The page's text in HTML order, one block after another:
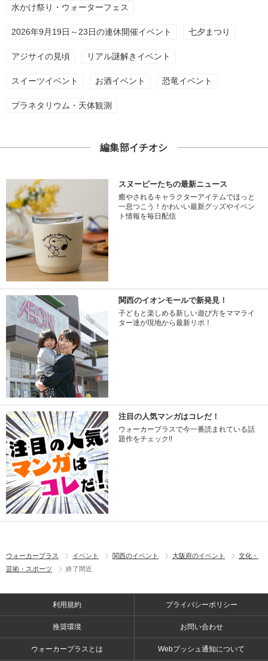
水かけ祭り・ウォーターフェス
2026年9月19日～23日の連休開催イベント 七夕まつり
アジサイの見頃 リアル謎解きイベント
スイーツイベント お酒イベント 恐竜イベント
プラネタリウム・天体観測
編集部イチオシ
スヌーピーたちの最新ニュース
癒やされるキャラクターアイテムでほっと
一息つこう！かわいい最新グッズやイベン
ト情報を毎日配信
関西のイオンモールで新発見！
子どもと楽しめる新しい遊び方をママライ
ター達が現地から最新リポ！
注目の人気マンガはコレだ！
ウォーカープラスで今一番読まれている話
題作をチェック!!
ウォーカープラス イベント 関西のイベント 大阪府のイベント
文化・
芸術・スポーツ
終了間近
利用規約 プライバシーポリシー
推奨環境 お問い合わせ
ウォーカープラスとは Webプッシュ通知について